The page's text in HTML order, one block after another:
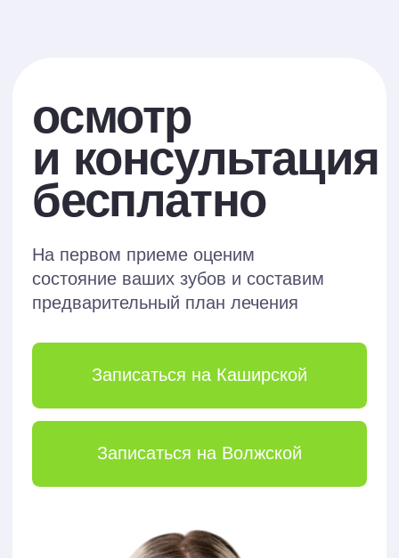
не
переживайте,
вы в надежных
руках